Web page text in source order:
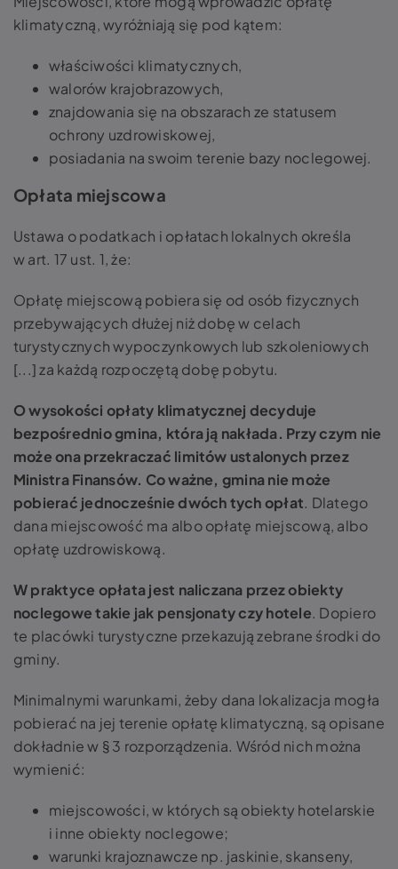
klimatyczną, wyróżniają się pod kątem:
właściwości klimatycznych,
walorów krajobrazowych,
znajdowania się na obszarach ze statusem
ochrony uzdrowiskowej,
posiadania na swoim terenie bazy noclegowej.
Opłata miejscowa
Ustawa o podatkach i opłatach lokalnych określa
w art. 17 ust. 1, że:
Opłatę miejscową pobiera się od osób fizycznych
przebywających dłużej niż dobę w celach
turystycznych wypoczynkowych lub szkoleniowych
[...] za każdą rozpoczętą dobę pobytu.
O wysokości opłaty klimatycznej decyduje
bezpośrednio gmina, która ją nakłada. Przy czym nie
może ona przekraczać limitów ustalonych przez
Ministra Finansów. Co ważne, gmina nie może
pobierać jednocześnie dwóch tych opłat. Dlatego
dana miejscowość ma albo opłatę miejscową, albo
opłatę uzdrowiskową.
W praktyce opłata jest naliczana przez obiekty
noclegowe takie jak pensjonaty czy hotele. Dopiero
te placówki turystyczne przekazują zebrane środki do
gminy.
Minimalnymi warunkami, żeby dana lokalizacja mogła
pobierać na jej terenie opłatę klimatyczną, są opisane
dokładnie w § 3 rozporządzenia. Wśród nich można
wymienić:
miejscowości, w których są obiekty hotelarskie
i inne obiekty noclegowe;
warunki krajoznawcze np. jaskinie, skanseny,